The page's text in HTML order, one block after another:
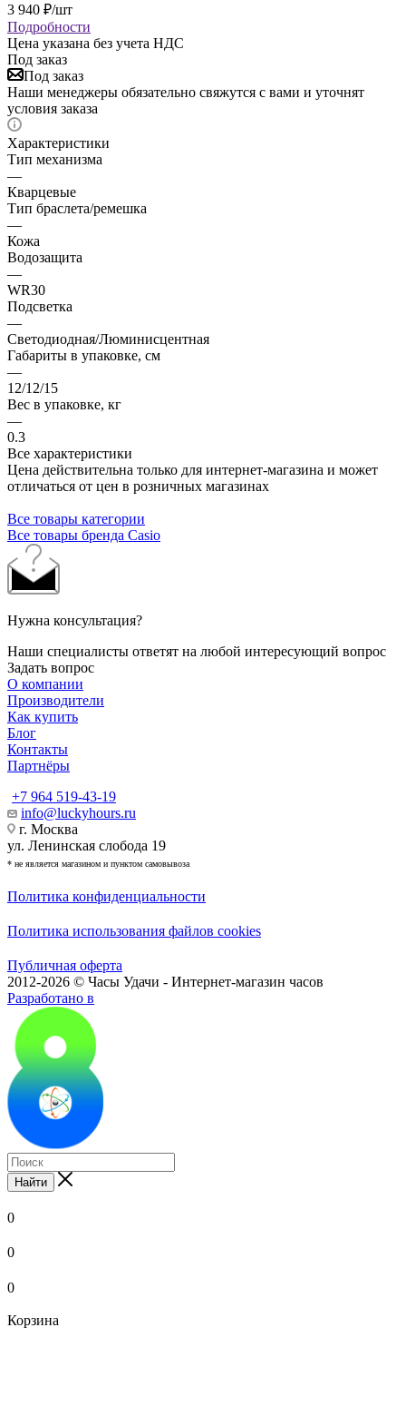
3 940 ₽/шт
Подробности
Цена указана без учета НДС
Под заказ
Под заказ
Наши менеджеры обязательно свяжутся с вами и уточнят
условия заказа
Характеристики
Тип механизма
—
Кварцевые
Тип браслета/ремешка
—
Кожа
Водозащита
—
WR30
Подсветка
—
Светодиодная/Люминисцентная
Габариты в упаковке, см
—
12/12/15
Вес в упаковке, кг
—
0.3
Все характеристики
Цена действительна только для интернет-магазина и может
отличаться от цен в розничных магазинах
Все товары категории
Все товары бренда Casio
Нужна консультация?
Наши специалисты ответят на любой интересующий вопрос
Задать вопрос
О компании
Производители
Как купить
Блог
Контакты
Партнёры
+7 964 519-43-19
info@luckyhours.ru
г. Москва
ул. Ленинская слобода 19
* не является магазином и пунктом самовывоза
Политика конфиденциальности
Политика использования файлов cookies
Публичная оферта
2012-2026 © Часы Удачи - Интернет-магазин часов
Разработано в
Найти
0
0
0
Корзина